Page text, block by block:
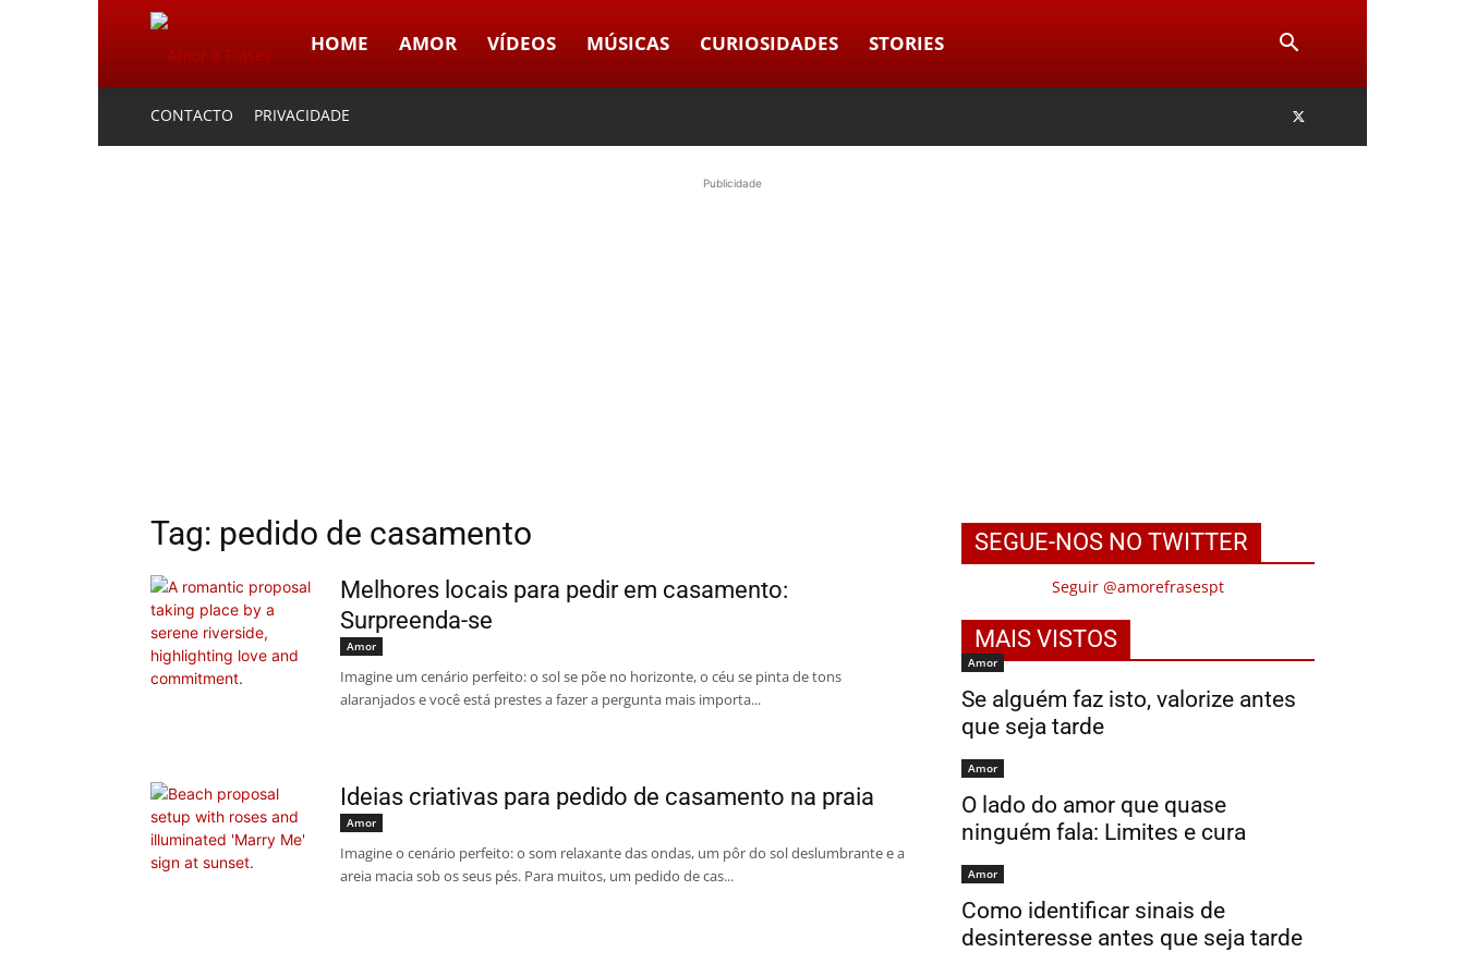
Amor
HOME AMOR VÍDEOS MÚSICAS CURIOSIDADES STORIES
CONTACTO PRIVACIDADE
Publicidade
Tag: pedido de casamento
Melhores locais para pedir em casamento:
Surpreenda-se
Amor
Imagine um cenário perfeito: o sol se põe no horizonte, o céu se pinta de tons
alaranjados e você está prestes a fazer a pergunta mais importa...
Ideias criativas para pedido de casamento na praia
Amor
Imagine o cenário perfeito: o som relaxante das ondas, um pôr do sol deslumbrante e a
areia macia sob os seus pés. Para muitos, um pedido de cas...
SEGUE-NOS NO TWITTER
Seguir @amorefrasespt
MAIS VISTOS
Amor
Se alguém faz isto, valorize antes
que seja tarde
Amor
O lado do amor que quase
ninguém fala: Limites e cura
Amor
Como identificar sinais de
desinteresse antes que seja tarde